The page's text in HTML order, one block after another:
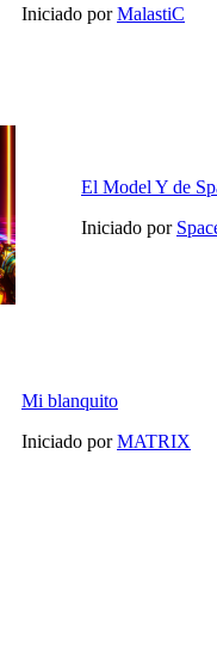
Iniciado porMalastiC
El Model Y de
Iniciado por
Mi blanquito
Iniciado porMATRIX